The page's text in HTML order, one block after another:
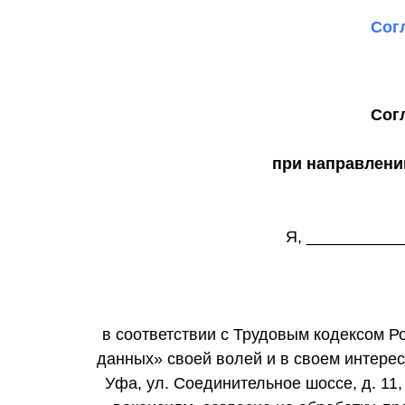
при
Я,
в соответствии с Трудовым
данных» своей волей и в своем
Уфа, ул. Соединительное шоссе, д.